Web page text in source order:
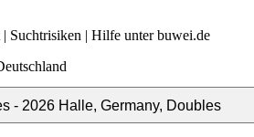
Suchtrisiken | Hilfe unter buwei.de